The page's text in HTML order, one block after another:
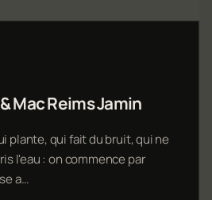
Mac Reims Jamin
plante, qui fait du bruit, qui ne
l'eau : on commence par
a…